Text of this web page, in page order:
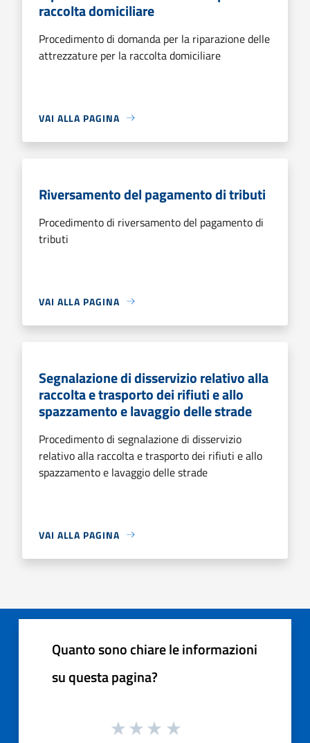
raccolta domiciliare
Procedimento di domanda per la riparazione delle
attrezzature per la raccolta domiciliare
VAI ALLA PAGINA
Riversamento del pagamento di tributi
Procedimento di riversamento del pagamento di
tributi
VAI ALLA PAGINA
Segnalazione di disservizio relativo alla
raccolta e trasporto dei rifiuti e allo
spazzamento e lavaggio delle strade
Procedimento di segnalazione di disservizio
relativo alla raccolta e trasporto dei rifiuti e allo
spazzamento e lavaggio delle strade
VAI ALLA PAGINA
Quanto sono chiare le informazioni
su questa pagina?